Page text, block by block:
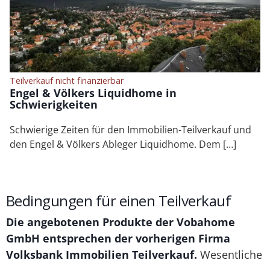
Teilverkauf nicht finanzierbar
Engel & Völkers Liquidhome in
Schwierigkeiten
Schwierige Zeiten für den Immobilien-Teilverkauf und
den Engel & Völkers Ableger Liquidhome. Dem […]
Bedingungen für einen Teilverkauf
Die angebotenen Produkte der Vobahome
GmbH entsprechen der vorherigen Firma
Volksbank Immobilien Teilverkauf. Wesentliche